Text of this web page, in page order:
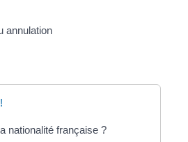
annulation
nationalité française ?